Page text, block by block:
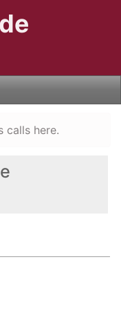
calls here.